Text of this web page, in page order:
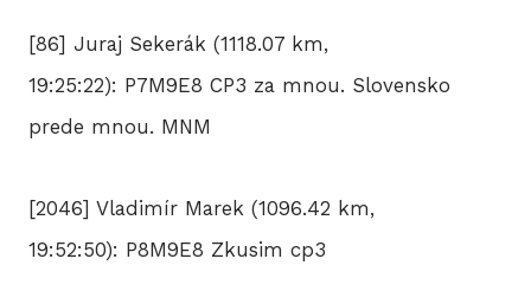
[86] Juraj Sekerák (1118.07 km,
19:25:22): P7M9E8 CP3 za mnou. Slovensko
prede mnou. MNM
[2046] Vladimír Marek (1096.42 km,
19:52:50): P8M9E8 Zkusim cp3